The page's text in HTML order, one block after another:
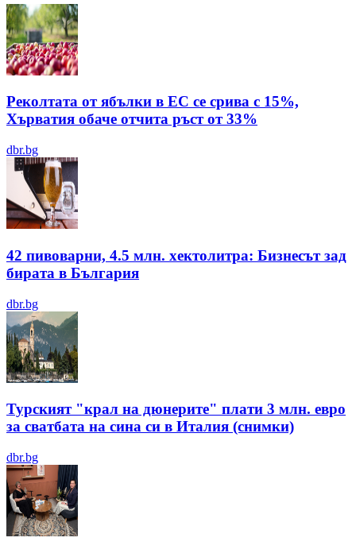
Реколтата от ябълки в ЕС се срива с 15%,
Хърватия обаче отчита ръст от 33%
dbr.bg
42 пивоварни, 4.5 млн. хектолитра: Бизнесът зад
бирата в България
dbr.bg
Турският "крал на дюнерите" плати 3 млн. евро
за сватбата на сина си в Италия (снимки)
dbr.bg